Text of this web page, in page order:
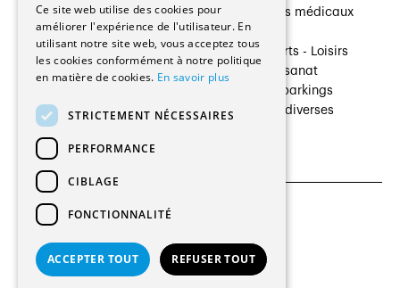
Entreprises générales
Ingénieurs et mandataires
Fabricants / Fournisseurs
Régies immobilières
Gestion PPE
Établissements médicaux
Villas
Cultures - Sports - Loisirs
Industrie - Artisanat
Transports et parkings
Constructions diverses
© 2026 Tous droits réservés
CGU et Politique de confidentialités
Ce site web utilise des cookies pour
améliorer l'expérience de l'utilisateur. En
utilisant notre site web, vous acceptez tous
les cookies conformément à notre politique
en matière de cookies. En savoir plus
STRICTEMENT NÉCESSAIRES
PERFORMANCE
CIBLAGE
FONCTIONNALITÉ
ACCEPTER TOUT REFUSER TOUT